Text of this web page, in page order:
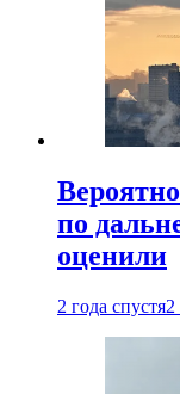
по
оценили
2 года спустя2